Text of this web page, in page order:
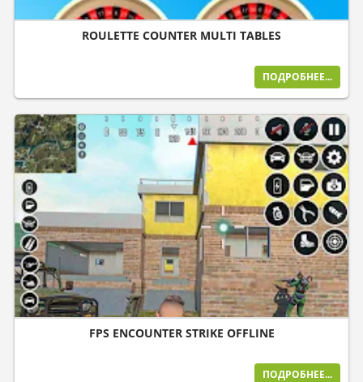
ROULETTE COUNTER MULTI TABLES
ПОДРОБНЕЕ...
FPS ENCOUNTER STRIKE OFFLINE
ПОДРОБНЕЕ...